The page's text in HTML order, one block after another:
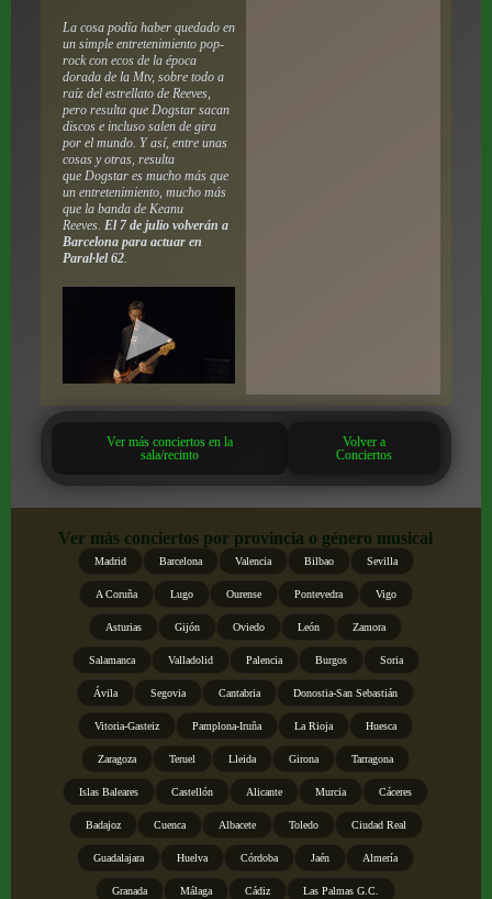
La cosa podía haber quedado en
un simple entretenimiento pop-
rock con ecos de la época
dorada de la Mtv, sobre todo a
raíz del estrellato de Reeves,
pero resulta que Dogstar sacan
discos e incluso salen de gira
por el mundo. Y así, entre unas
cosas y otras, resulta
que Dogstar es mucho más que
un entretenimiento, mucho más
que la banda de Keanu
Reeves. El 7 de julio volverán a
Barcelona para actuar en
Paral·lel 62.
Ver más conciertos en la
sala/recinto
Volver a
Conciertos
Ver más conciertos por provincia o género musical
Madrid Barcelona Valencia Bilbao Sevilla
A Coruña Lugo Ourense Pontevedra Vigo
Asturias Gijón Oviedo León Zamora
Salamanca Valladolid Palencia Burgos Soria
Ávila Segovia Cantabria Donostia-San Sebastián
Vitoria-Gasteiz Pamplona-Iruña La Rioja Huesca
Zaragoza Teruel Lleida Girona Tarragona
Islas Baleares Castellón Alicante Murcia Cáceres
Badajoz Cuenca Albacete Toledo Ciudad Real
Guadalajara Huelva Córdoba Jaén Almería
Granada Málaga Cádiz Las Palmas G.C.